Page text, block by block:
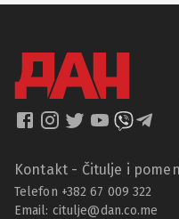
Kontakt - Čitulje i
Telefon +382 67 009 322
Email: citulje@dan.co.me